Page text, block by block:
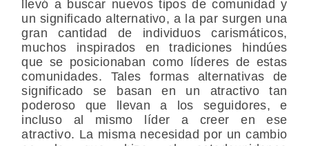
llevó a buscar nuevos tipos de comunidad y
un significado alternativo, a la par surgen una
gran cantidad de individuos carismáticos,
muchos inspirados en tradiciones hindúes
que se posicionaban como líderes de estas
comunidades. Tales formas alternativas de
significado se basan en un atractivo tan
poderoso que llevan a los seguidores, e
incluso al mismo líder a creer en ese
atractivo. La misma necesidad por un cambio